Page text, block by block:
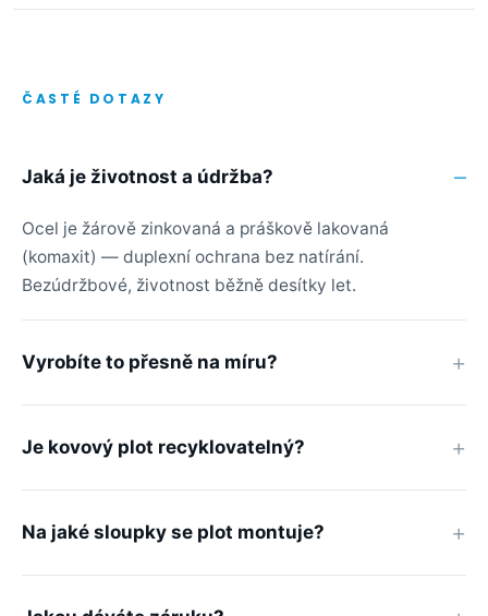
ČASTÉ DOTAZY
Jaká je životnost a údržba?
Ocel je žárově zinkovaná a práškově lakovaná
(komaxit) — duplexní ochrana bez natírání.
Bezúdržbové, životnost běžně desítky let.
Vyrobíte to přesně na míru?
Je kovový plot recyklovatelný?
Na jaké sloupky se plot montuje?